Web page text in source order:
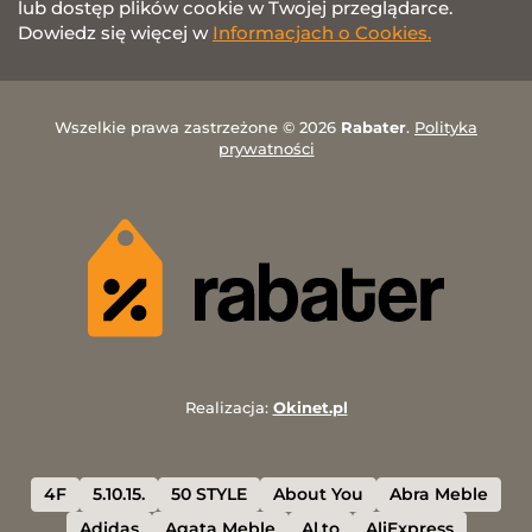
lub dostęp plików cookie w Twojej przeglądarce.
Dowiedz się więcej w Informacjach o Cookies.
Wszelkie prawa zastrzeżone © 2026 Rabater. Polityka
prywatności
Realizacja: Okinet.pl
4F 5.10.15. 50 STYLE About You
Abra Meble